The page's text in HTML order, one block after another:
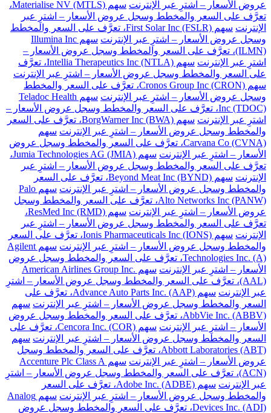
عروض الأسعار – اشترِ عبر الإنترنت
سهم Materialise NV (MTLS)،
تعرَّف على السعر والمخطط وسجل عروض الأسعار – اشترِ عبر
الإنترنت
سهم First Solar Inc (FSLR)، تعرَّف على السعر والمخطط
وسجل عروض الأسعار – اشترِ عبر الإنترنت
سهم Illumina Inc
(ILMN)، تعرَّف على السعر والمخطط وسجل عروض الأسعار –
اشترِ عبر الإنترنت
سهم Intellia Therapeutics Inc (NTLA)، تعرَّف
على السعر والمخطط وسجل عروض الأسعار – اشترِ عبر الإنترنت
سهم Cronos Group Inc (CRON)، تعرَّف على السعر والمخطط
وسجل عروض الأسعار – اشترِ عبر الإنترنت
سهم Teladoc Health
Inc (TDOC)، تعرَّف على السعر والمخطط وسجل عروض الأسعار –
اشترِ عبر الإنترنت
سهم BorgWarner Inc (BWA)، تعرَّف على السعر
والمخطط وسجل عروض الأسعار – اشترِ عبر الإنترنت سهم
Carvana Co (CVNA)، تعرَّف على السعر والمخطط وسجل عروض
الأسعار – اشترِ عبر الإنترنت
سهم Jumia Technologies AG (JMIA)،
تعرَّف على السعر والمخطط وسجل عروض الأسعار – اشترِ عبر
الإنترنت
سهم Beyond Meat Inc (BYND)، تعرَّف على السعر
والمخطط وسجل عروض الأسعار – اشترِ عبر الإنترنت
سهم Palo
Alto Networks Inc (PANW)، تعرَّف على السعر والمخطط وسجل
عروض الأسعار – اشترِ عبر الإنترنت
سهم ResMed Inc (RMD)،
تعرَّف على السعر والمخطط وسجل عروض الأسعار – اشترِ عبر
الإنترنت
سهم Ionis Pharmaceuticals Inc (IONS)، تعرَّف على السعر
والمخطط وسجل عروض الأسعار – اشترِ عبر الإنترنت
سهم Agilent
Technologies Inc. (A)، تعرَّف على السعر والمخطط وسجل عروض
الأسعار – اشترِ عبر الإنترنت
سهم American Airlines Group Inc.
(AAL)، تعرَّف على السعر والمخطط وسجل عروض الأسعار – اشترِ
عبر الإنترنت
سهم Advance Auto Parts Inc. (AAP)، تعرَّف على
السعر والمخطط وسجل عروض الأسعار – اشترِ عبر الإنترنت سهم
AbbVie Inc. (ABBV)، تعرَّف على السعر والمخطط وسجل عروض
الأسعار – اشترِ عبر الإنترنت
سهم Cencora Inc. (COR)، تعرَّف على
السعر والمخطط وسجل عروض الأسعار – اشترِ عبر الإنترنت سهم
Abbott Laboratories (ABT)، تعرَّف على السعر والمخطط وسجل
عروض الأسعار – اشترِ عبر الإنترنت
سهم Accenture Plc Class A
(ACN)، تعرَّف على السعر والمخطط وسجل عروض الأسعار – اشترِ
عبر الإنترنت
سهم Adobe Inc. (ADBE)، تعرَّف على السعر
والمخطط وسجل عروض الأسعار – اشترِ عبر الإنترنت
سهم Analog
Devices Inc. (ADI)، تعرَّف على السعر والمخطط وسجل عروض